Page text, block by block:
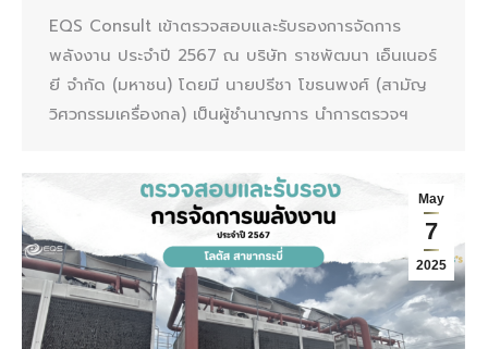
EQS Consult เข้าตรวจสอบและรับรองการจัดการ
พลังงาน ประจำปี 2567 ณ บริษัท ราชพัฒนา เอ็นเนอร์
ยี จำกัด (มหาชน) โดยมี นายปรีชา โขธนพงศ์ (สามัญ
วิศวกรรมเครื่องกล) เป็นผู้ชำนาญการ นำการตรวจฯ
May
7
2025